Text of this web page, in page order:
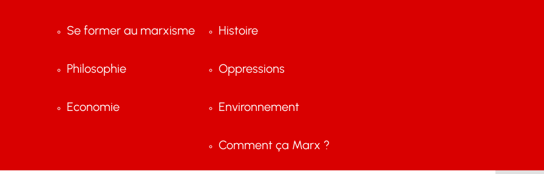
Se former au marxisme
Philosophie
Economie
Histoire
Oppressions
Environnement
Comment ça Marx ?